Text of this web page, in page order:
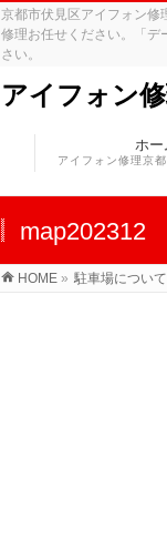
京都市伏見区アイフォン修
修理お任せください。「デ
さい。
アイフォン
ホー
アイフォン修理京
map202312
HOME » 駐車場について